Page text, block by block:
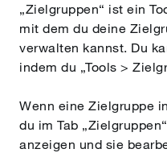
„Zielgruppen“ ist ein
mit dem du deine
verwalten kannst. Du
indem du „Tools >
Wenn eine Zielgruppe
du im Tab
anzeigen und sie